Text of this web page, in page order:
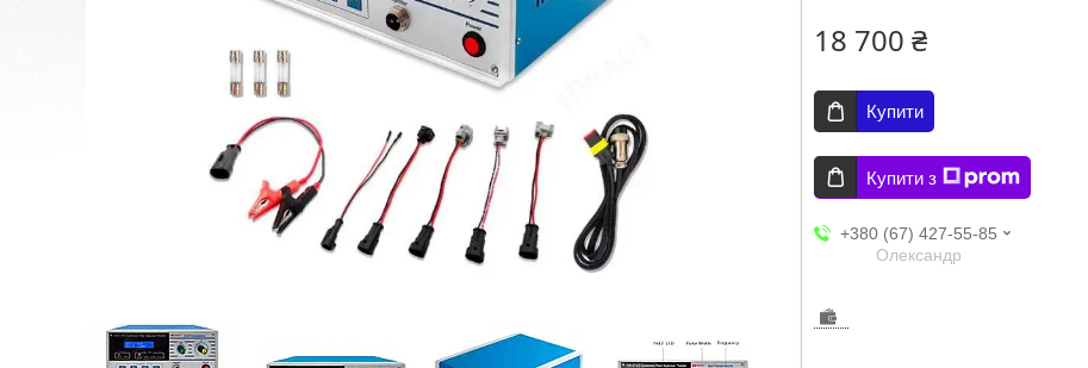
18 700 ₴
Купити
Купити з
+380 (67) 427-55-85
Олександр